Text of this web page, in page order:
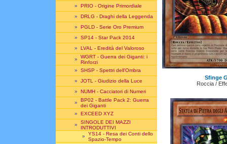
» PRIO - Origine Primordiale
» DRLG - Draghi della Leggenda
» PGLD - Serie Oro Premium
» SP14 - Star Pack 2014
» LVAL - Eredità del Valoroso
» WGRT - Guerra dei Giganti: i
Rinforzi
» SHSP - Spettri dell'Ombra
» JOTL - Giudizio della Luce
» NUMH - Cacciatori di Numeri
» BP02 - Battle Pack 2: Guerra
dei Giganti
» EXCEED XYZ
» SINGOLE DEI MAZZI
INTRODUTTIVI
» YS14 - Resa dei Conti dello
Spazio-Tempo
Sfinge
Roccia /